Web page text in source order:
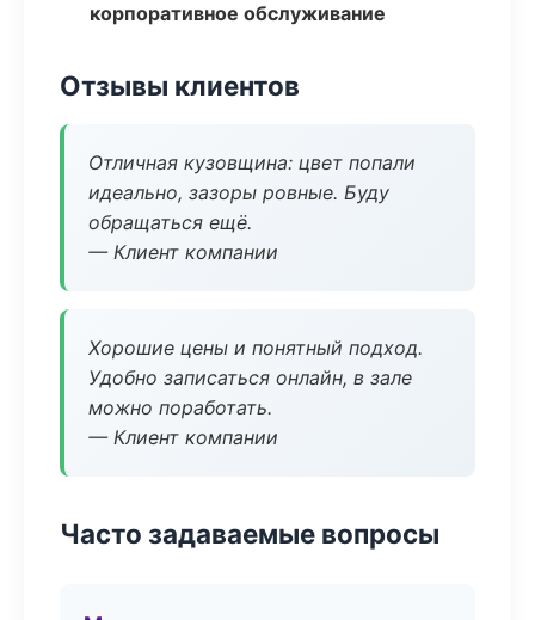
корпоративное обслуживание
Отзывы клиентов
Отличная кузовщина: цвет попали
идеально, зазоры ровные. Буду
обращаться ещё.
— Клиент компании
Хорошие цены и понятный подход.
Удобно записаться онлайн, в зале
можно поработать.
— Клиент компании
Часто задаваемые вопросы